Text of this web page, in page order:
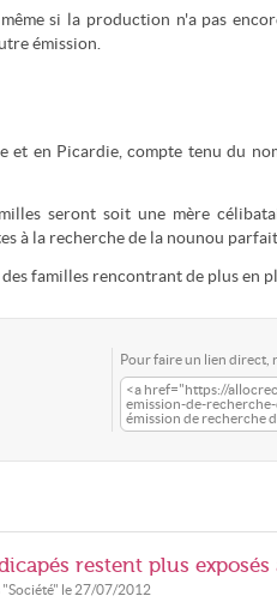
si la production n'a pas
émission.
et en Picardie, compte tenu du
seront soit une mère
à la recherche de la nounou
familles rencontrant de plus
Pour faire un lien direct,
<a href="https://
emission-de-
émission de recherche
restent plus exposés
"Société" le 27/07/2012